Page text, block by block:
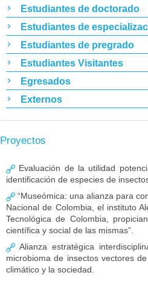
Estudiantes de doctorado
Estudiantes de
Estudiantes de pregrado
Estudiantes Visitantes
Egresados
Externos
Proyectos
Evaluación de la utilidad
identificación de especies de
“Museómica: una alianza para
Nacional de Colombia, el instituto
Tecnológica de Colombia,
científica y social de las mismas”.
Alianza estratégica
microbioma de insectos vectores
climático y la sociedad.